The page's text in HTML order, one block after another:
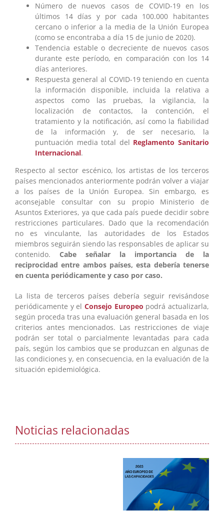
Número de nuevos casos de COVID-19 en los
últimos 14 días y por cada 100.000 habitantes
cercano o inferior a la media de la Unión Europea
(como se encontraba a día 15 de junio de 2020).
Tendencia estable o decreciente de nuevos casos
durante este período, en comparación con los 14
días anteriores.
Respuesta general al COVID-19 teniendo en cuenta
la información disponible, incluida la relativa a
aspectos como las pruebas, la vigilancia, la
localización de contactos, la contención, el
tratamiento y la notificación, así como la fiabilidad
de la información y, de ser necesario, la
puntuación media total del Reglamento Sanitario
Internacional.
Respecto al sector escénico, los artistas de los terceros
países mencionados anteriormente podrán volver a viajar
a los países de la Unión Europea. Sin embargo, es
aconsejable consultar con su propio Ministerio de
Asuntos Exteriores, ya que cada país puede decidir sobre
restricciones particulares. Dado que la recomendación
no es vinculante, las autoridades de los Estados
miembros seguirán siendo las responsables de aplicar su
contenido. Cabe señalar la importancia de la
reciprocidad entre ambos países, esta debería tenerse
en cuenta periódicamente y caso por caso.
La lista de terceros países debería seguir revisándose
periódicamente y el Consejo Europeo podrá actualizarla,
según proceda tras una evaluación general basada en los
criterios antes mencionados. Las restricciones de viaje
podrán ser total o parcialmente levantadas para cada
país, según los cambios que se produzcan en algunas de
las condiciones y, en consecuencia, en la evaluación de la
situación epidemiológica.
Noticias relacionadas